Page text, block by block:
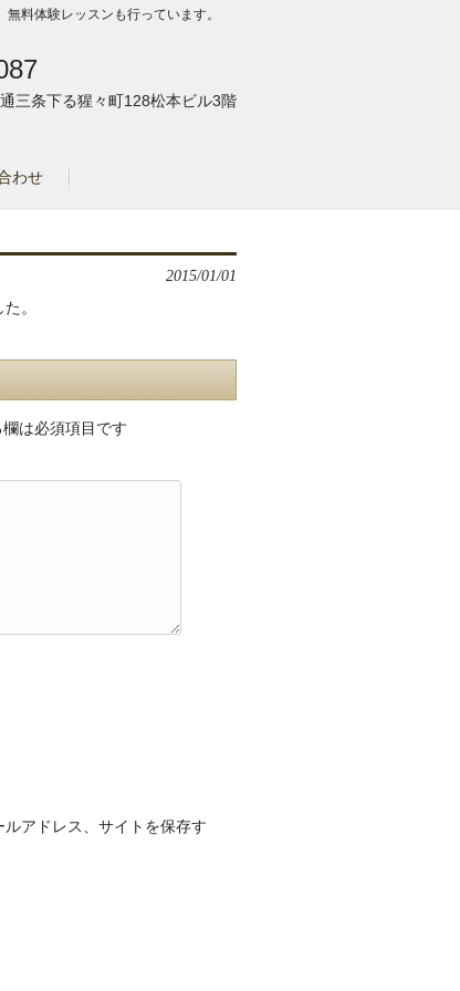
料体験レッスンも行っています。
三条下る猩々町128松本ビル3階
わせ
2015/01/01
。
は必須項目です
アドレス、サイトを保存す